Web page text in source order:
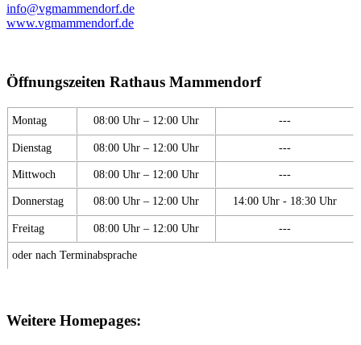
info@vgmammendorf.de
www.vgmammendorf.de
Öffnungszeiten Rathaus Mammendorf
Montag 08:00 Uhr – 12:00 Uhr ---
Dienstag 08:00 Uhr – 12:00 Uhr ---
Mittwoch 08:00 Uhr – 12:00 Uhr ---
Donnerstag 08:00 Uhr – 12:00 Uhr 14:00 Uhr - 18:30 Uhr
Freitag 08:00 Uhr – 12:00 Uhr ---
oder nach Terminabsprache
Weitere Homepages: